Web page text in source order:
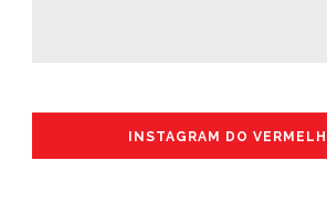
INSTAGRAM DO